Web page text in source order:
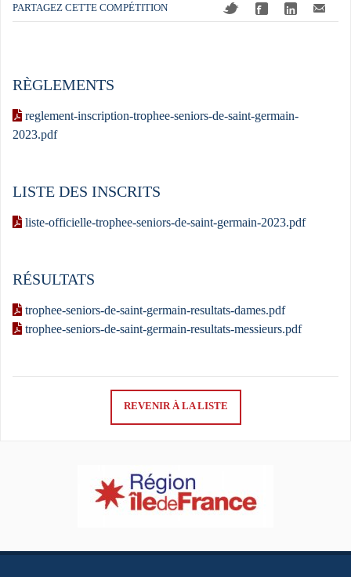
PARTAGEZ CETTE COMPÉTITION
RÈGLEMENTS
reglement-inscription-trophee-seniors-de-saint-germain-
2023.pdf
LISTE DES INSCRITS
liste-officielle-trophee-seniors-de-saint-germain-2023.pdf
RÉSULTATS
trophee-seniors-de-saint-germain-resultats-dames.pdf
trophee-seniors-de-saint-germain-resultats-messieurs.pdf
REVENIR À LA LISTE